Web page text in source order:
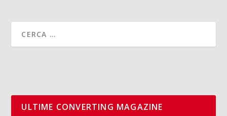
ULTIME CONVERTING MAGAZINE